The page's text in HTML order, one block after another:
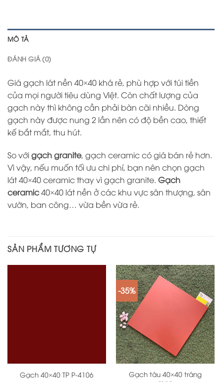
MÔ TẢ
ĐÁNH GIÁ (0)
Giá gạch lát nền 40×40 khá rẻ, phù hợp với túi tiền
của mọi người tiêu dùng Việt. Còn chất lượng của
gạch này thì không cần phải bàn cãi nhiều. Dòng
gạch này được nung 2 lần nên có độ bền cao, thiết
kế bắt mắt, thu hút.
So vớigạch granite, gạch ceramic có giá bán rẻ hơn.
Vì vậy, nếu muốn tối ưu chi phí, bạn nên chọn gạch
lát 40×40 ceramic thay vì gạch granite. Gạch
ceramic40×40 lát nền ở các khu vực sân thượng, sân
vườn, ban công… vừa bền vừa rẻ.
SẢN PHẨM TƯƠNG TỰ
Gạch 40×40 TP P-4106
-35%
Gạch tàu 40×40 tráng